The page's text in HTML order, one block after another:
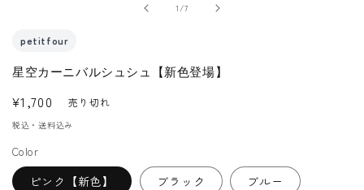
で
デ
ア
(1)
を
開
1 /の7
petitfour
星空カーニバルシュシュ【新色登場】
通
常
格
¥1,700 売り切れ
税込・送料込み
Color
ピンク【新色】 ブラック ブルー